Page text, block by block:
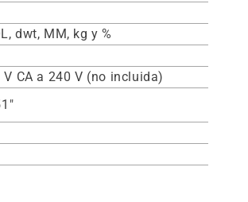
dwt, MM, kg y %
CA a 240 V (no incluida)